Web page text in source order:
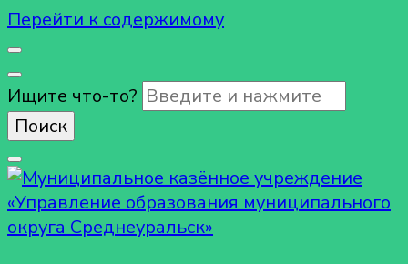
Перейти к содержимому
Ищите что-то?